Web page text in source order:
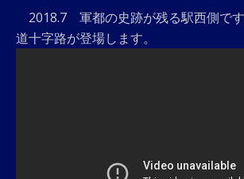
2018.7 軍都の史跡が残る駅西側で
道十字路が登場します。